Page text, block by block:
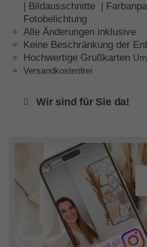
| Bildausschnitte |
Fotobelichtung
Alle Änderungen inklusive
Keine Beschränkung der
Hochwertige Grußkarten
Versandkostenfrei
Wir sind für Sie da!